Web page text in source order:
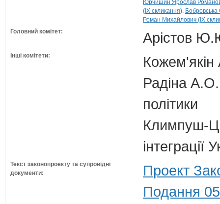
Юрчишин Ярослав
(IX скликання) Бобровська
Роман Михайлович (IX
Головний комітет:
Арістов
Інші комітети:
Кожем'якін
Радіна А.О.
політики
Климпуш-
Текст законопроекту та супровідні
документи:
Проект
Подання